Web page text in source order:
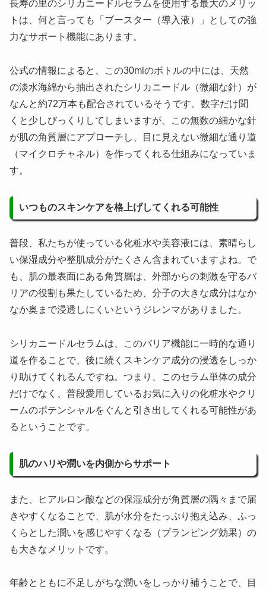
長寿の里のシリカニードルセラムを使用する最大のメリッ
トは、何と言っても「ブースター（導入液）」としての強
力なサポート機能にあります。
公式の情報によると、この30mlのボトルの中には、天然
の淡水海綿から抽出されたシリカニードル（微細な針）が
なんと約72万本も配合されているそうです。数字だけ聞
くと少しびっくりしてしまいますが、この無数の細かな針
が肌の角質層にアプローチし、目に見えない微細な通り道
（マイクロチャネル）を作ってくれる仕組みになっていま
す。
いつものスキンケアを格上げしてくれる可能性
普段、私たちが使っている化粧水や美容液には、素晴らし
い保湿成分や整肌成分がたくさん含まれていますよね。で
も、肌の最表面にある角質層は、外部からの刺激を守るバ
リアの役割も果たしているため、分子の大きな成分はなか
なか奥まで浸透しにくいというジレンマがありました。
シリカニードルセラムは、このバリア機能に一時的な通り
道を作ることで、後に続くスキンケア成分の浸透をしっか
り助けてくれるんですね。 つまり、このセラム単体の成分
だけでなく、普段愛用しているお気に入りの化粧水やクリ
ームのポテンシャルをぐんと引き出してくれる可能性があ
るということです。
肌のハリや潤いを内側からサポート
また、ヒアルロン酸などの保湿成分が角質層の隅々まで届
きやすくなることで、肌が水分をたっぷり抱え込み、ふっ
くらとした潤いを感じやすくなる（プランピング効果）の
も大きなメリットです。
年齢とともに不足しがちな潤いをしっかり補うことで、目